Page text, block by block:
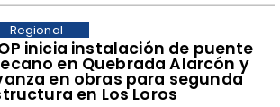
inicia instalación de puente
en Quebrada Alarcón y
en obras para segunda
en Los Loros
Regional